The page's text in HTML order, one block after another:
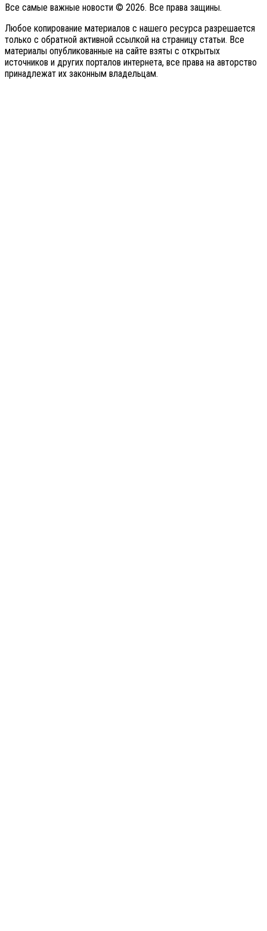
Все самые важные новости © 2026. Все права защины.
Любое копирование материалов с нашего ресурса разрешается
только с обратной активной ссылкой на страницу статьи. Все
материалы опубликованные на сайте взяты с открытых
источников и других порталов интернета, все права на авторство
принадлежат их законным владельцам.